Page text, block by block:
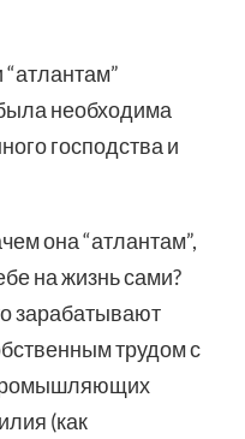
необходима
господства и
она “атлантам”,
на жизнь сами?
зарабатывают
трудом с
(как